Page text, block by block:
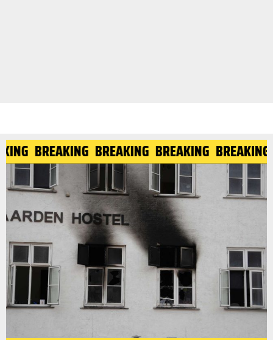
BREAKING BREAKING BREAKING BREAKING